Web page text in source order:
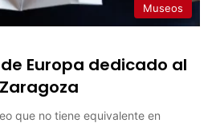
Museos
Europa dedicado al
que no tiene equivalente en